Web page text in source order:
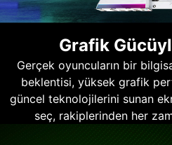
Grafik
Gerçek oyuncuların bir
beklentisi, yüksek grafik
güncel teknolojilerini sunan
seç, rakiplerinden her